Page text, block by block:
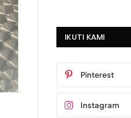
IKUTI KAMI
Pinterest
Instagram